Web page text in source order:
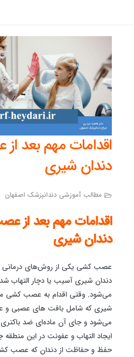
اقدامات مهم بعد
دندان شیری
مطالب آموزشی دندانپزشک اصفهان
اقدامات مهم بعد از
دندان شیری
عصب کشی یکی از روش‌های درمانی
دندان شیری آسیب یا دچار التهاب
می‌شود. وقتی اقدام به عصب کشی
شیری که شامل بافت های عصبی و
می‌شود و جای آن ماده‌ای ضد باکتری
ایجاد التهاب و عفونت در این منطقه
حفظ و حفاظت از دندان که عصب